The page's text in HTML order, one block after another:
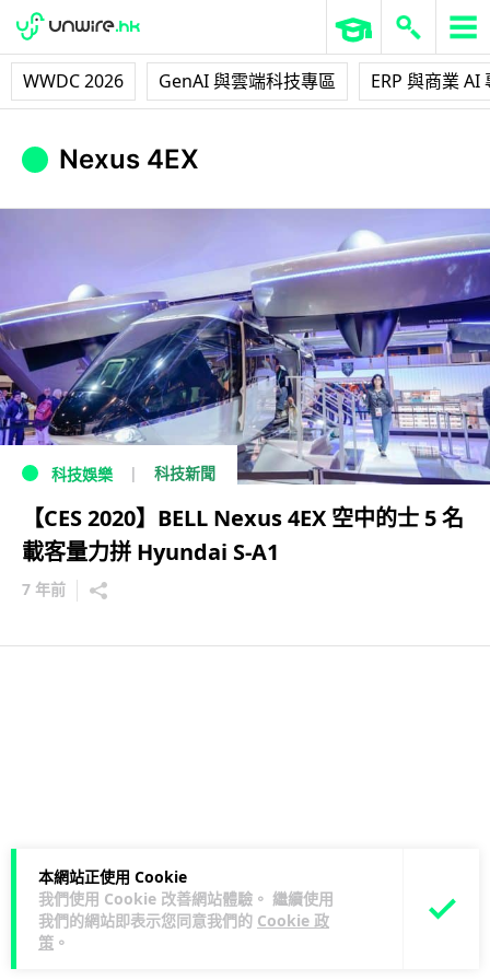
WWDC 2026 GenAI 與雲端科技專區 ERP 與商業 AI
本網站正使用 Cookie
我們使用 Cookie 改善網站體驗。 繼續使用
我們的網站即表示您同意我們的 Cookie 政
策 。
Nexus 4EX
科技娛樂 科技新聞
【CES 2020】BELL Nexus 4EX 空中的士 5 名
載客量力拼 Hyundai S-A1
7 年前